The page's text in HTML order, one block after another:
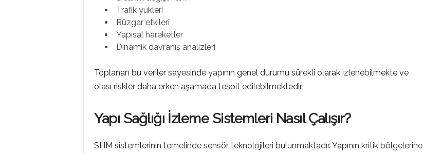
Trafik yükleri
Rüzgar etkileri
Yapısal hareketler
Dinamik davranış analizleri
Toplanan bu veriler sayesinde yapının genel durumu sürekli olarak izlenebilmekte ve
olası riskler daha erken aşamada tespit edilebilmektedir.
Yapı Sağlığı İzleme Sistemleri Nasıl Çalışır?
SHM sistemlerinin temelinde sensör teknolojileri bulunmaktadır. Yapının kritik bölgelerine